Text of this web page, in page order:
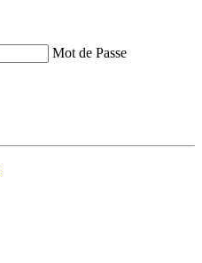
Mot de Passe